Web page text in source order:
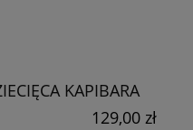
KAPIBARA
129,00 zł